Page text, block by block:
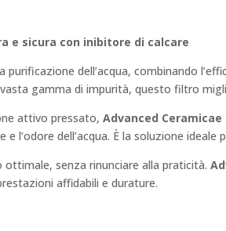
e sicura con inibitore di calcare
purificazione dell’acqua, combinando
gamma di impurità, questo filtro
attivo pressato, Advanced Ceramicae
l’odore dell’acqua. È la soluzione
ottimale, senza rinunciare alla praticità.
affidabili e durature.